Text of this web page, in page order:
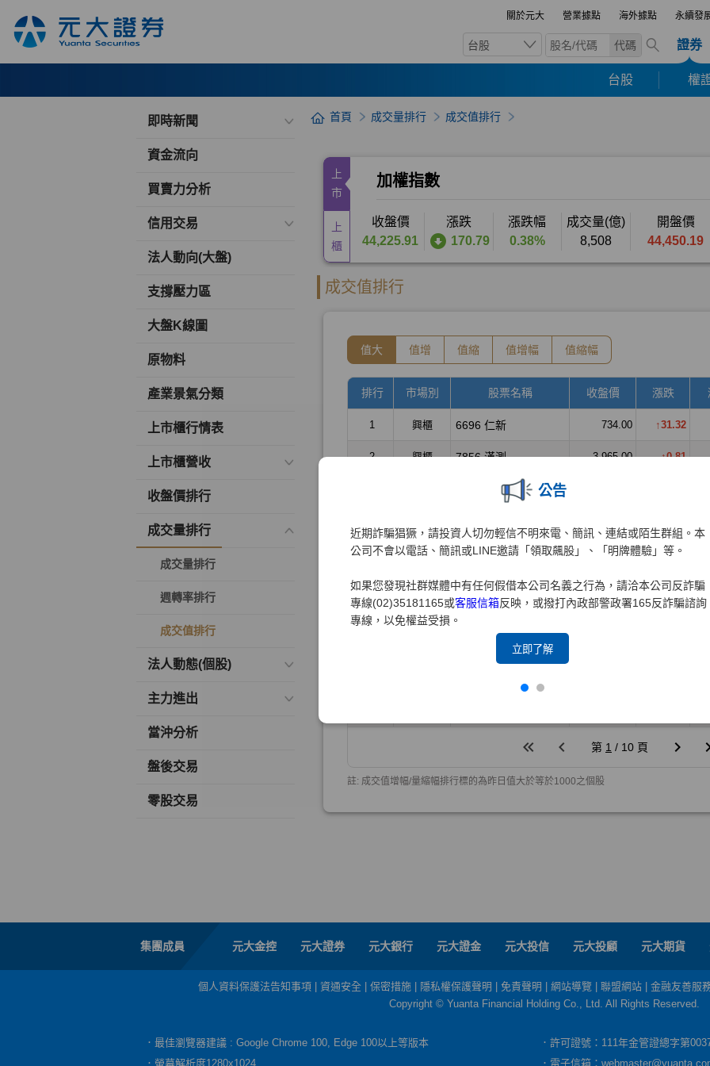
關於元大 營業據點 海外據點 永續發
台股 代碼 證券
台股 權
公告
近期詐騙猖獗，請投資人切勿輕信不明來電、簡訊、連結或陌生群組。本
公司不會以電話、簡訊或LINE邀請「領取飆股」、「明牌體驗」等。
如果您發現社群媒體中有任何假借本公司名義之行為，請洽本公司反詐騙
專線(02)35181165或客服信箱反映，或撥打內政部警政署165反詐騙諮詢
專線，以免權益受損。
立即了解
即時新聞
資金流向
買賣力分析
信用交易
法人動向(大盤)
支撐壓力區
大盤K線圖
原物料
產業景氣分類
上市櫃行情表
上市櫃營收
收盤價排行
成交量排行
成交量排行
週轉率排行
成交值排行
法人動態(個股)
主力進出
當沖分析
盤後交易
零股交易
首頁 成交量排行 成交值排行
集團成員 元大金控 元大證券 元大銀行 元大證金 元大投信 元大投顧 元大期貨
個人資料保護法告知事項 資通安全 保密措施 隱私權保護聲明 免責聲明 網站導覽 聯盟網站
金融友善服
Copyright © Yuanta Financial Holding Co., Ltd. All Rights Reserved.
．最佳瀏覽器建議 : Google Chrome 100, Edge 100以上等版本
．許可證號：111年金管證總字第
．螢幕解析度1280x1024
．電子信箱：